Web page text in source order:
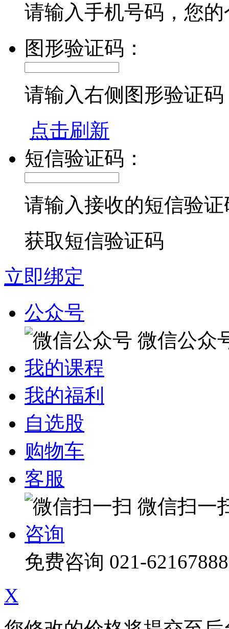
请输入手机号码，您
图形验证码：
请输入右侧图形验证码
点击刷新
短信验证码：
请输入接收的短信验证
获取短信验证码
立即绑定
公众号
微信公众
我的课程
我的福利
自选股
购物车
客服
微信扫一
咨询
免费咨询 021-62167888
X